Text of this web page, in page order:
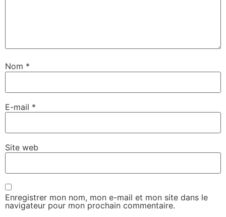
Nom *
E-mail *
Site web
Enregistrer mon nom, mon e-mail et mon site dans le
navigateur pour mon prochain commentaire.